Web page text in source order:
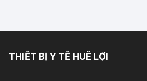
THIẾT BỊ Y TẾ HUÊ LỢI